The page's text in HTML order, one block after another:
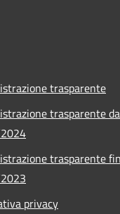
trasparente
trasparente
trasparente
privacy